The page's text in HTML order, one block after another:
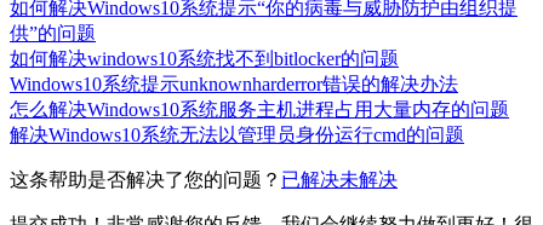
如何解决Windows10系统提示“你的病毒与威胁防护由组织提
供”的问题
如何解决windows10系统找不到bitlocker的问题
Windows10系统提示unknownharderror错误的解决办法
怎么解决Windows10系统服务主机进程占用大量内存的问题
解决Windows10系统无法以管理员身份运行cmd的问题
这条帮助是否解决了您的问题？ 已解决未解决